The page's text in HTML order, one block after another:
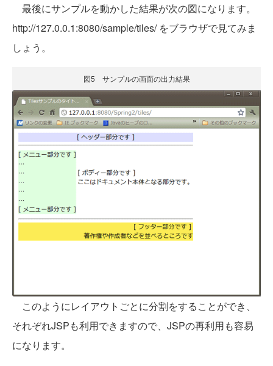
最後にサンプルを動かした結果が次の図になります。
http://127.0.0.1:8080/sample/tiles/ をブラウザで見てみま
しょう。
図5 サンプルの画面の出力結果
このようにレイアウトごとに分割をすることができ、
それぞれJSPも利用できますので、JSPの再利用も容易
になります。